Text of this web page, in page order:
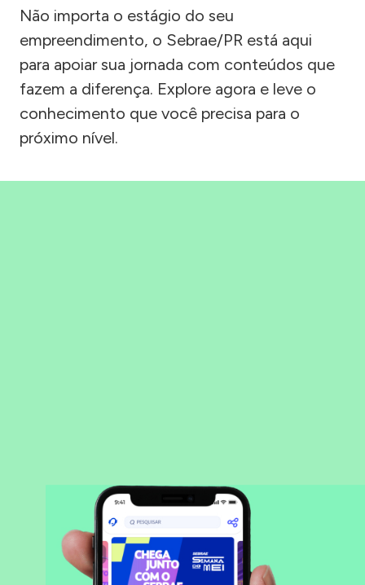
Não importa o estágio do seu
empreendimento, o Sebrae/PR está aqui
para apoiar sua jornada com conteúdos que
fazem a diferença. Explore agora e leve o
conhecimento que você precisa para o
próximo nível.